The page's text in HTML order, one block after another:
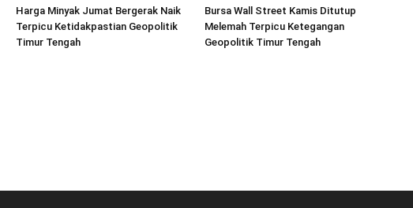
Harga Minyak Jumat Bergerak Naik
Terpicu Ketidakpastian Geopolitik
Timur Tengah
Bursa Wall Street Kamis Ditutup
Melemah Terpicu Ketegangan
Geopolitik Timur Tengah